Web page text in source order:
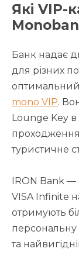
Які VIP-
Банк надає
для різних
оптимальний
mono VIP.
Lounge Key
туристичне
IRON Bank —
VISA Infinite
отримують
персональну
та